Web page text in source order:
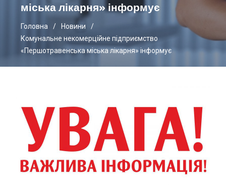
міська лікарня» інформує
Головна
Новини
Комунальне некомерційне підприємство
«Першотравенська міська лікарня» інформує